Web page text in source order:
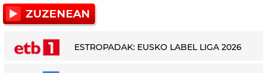
ESTROPADAK: EUSKO LABEL LIGA 2026